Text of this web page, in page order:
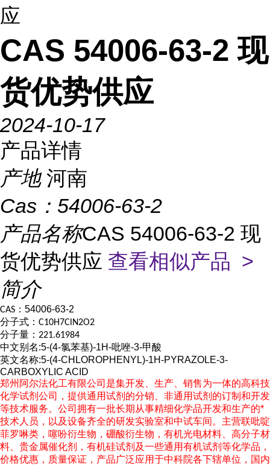
应
CAS 54006-63-2 现
货优势供应
2024-10-17
产品详情
产地 河南
Cas： 54006-63-2
产品名称CAS 54006-63-2 现
货优势供应 查看相似产品 >
简介
CAS ： 54006-63-2
分子式： C10H7ClN2O2
分子量： 221.61984
中文别名:5-(4-氯苯基)-1H-吡唑-3-甲酸
英文名称:5-(4-CHLOROPHENYL)-1H-PYRAZOLE-3-
CARBOXYLIC ACID
郑州阿尔法化工有限公司是集开发、生产、销售为一体的高科技
化学试剂公司，提供通用试剂的分销、非通用试剂的订制和开发
等技术服务。公司拥有一批长期从事精细化学品开发和生产的*
技术人员，以及设备齐全的研发实验室和中试车间。主营联吡啶
菲罗啉类，噻吩衍生物，硼酸衍生物，有机光电材料、高分子材
料、贵金属催化剂，有机硅试剂及一些通用有机试剂等化学品，
价格优惠，质量保证，产品广泛应用于中科院各下辖单位，国内